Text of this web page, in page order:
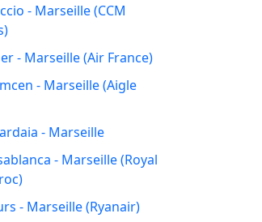
- Marseille (CCM
- Marseille (Air France)
- Marseille (Aigle
- Marseille
- Marseille (Royal
- Marseille (Ryanair)